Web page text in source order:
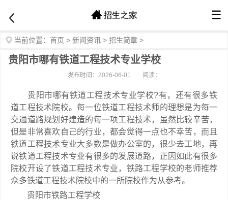
☰
当前位置： 首页 > 新闻资讯 > 招生简章 >
贵阳市哪有铁道工程技术专业学校
发布时间：2026-06-01 阅读：
贵阳市哪有铁道工程技术专业学校?有，还有很多铁
道工程技术院校。每一位铁道工程技术师的理想是为每一
交通道路规划好建造的每一项工程技术，虽然比较辛苦，
但是非常喜欢自己的行业，都会觉得一点也不幸苦，而且
铁道工程技术专业大多数是做办公室的，很少去工地，再
说铁道工程技术专业有很多的发展道路，正因如此有很多
院校开设了铁道工程技术专业，铁路工程学校的老师推荐
众多铁道工程技术院校中的一所院校作为从参考。
贵阳市铁路工程学校